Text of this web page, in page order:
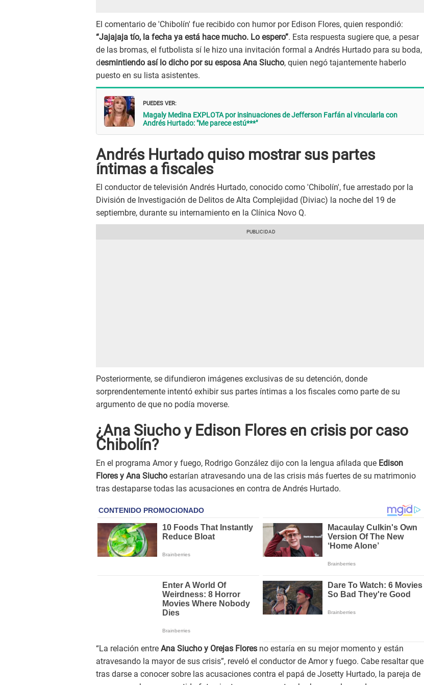
El comentario de 'Chibolín' fue recibido con humor por Edison Flores, quien respondió:
“Jajajaja tío, la fecha ya está hace mucho. Lo espero”. Esta respuesta sugiere que, a pesar
de las bromas, el futbolista sí le hizo una invitación formal a Andrés Hurtado para su boda,
desmintiendo así lo dicho por su esposa Ana Siucho, quien negó tajantemente haberlo
puesto en su lista asistentes.
PUEDES VER:
Magaly Medina EXPLOTA por insinuaciones de Jefferson Farfán al vincularla con
Andrés Hurtado: "Me parece estú***"
Andrés Hurtado quiso mostrar sus partes
íntimas a fiscales
El conductor de televisión Andrés Hurtado, conocido como 'Chibolín', fue arrestado por la
División de Investigación de Delitos de Alta Complejidad (Diviac) la noche del 19 de
septiembre, durante su internamiento en la Clínica Novo Q.
Posteriormente, se difundieron imágenes exclusivas de su detención, donde
sorprendentemente intentó exhibir sus partes íntimas a los fiscales como parte de su
argumento de que no podía moverse.
¿Ana Siucho y Edison Flores en crisis por caso
Chibolín?
En el programa Amor y fuego, Rodrigo González dijo con la lengua afilada que Edison
Flores y Ana Siucho estarían atravesando una de las crisis más fuertes de su matrimonio
tras destaparse todas las acusaciones en contra de Andrés Hurtado.
“La relación entre Ana Siucho y Orejas Flores no estaría en su mejor momento y están
atravesando la mayor de sus crisis”, reveló el conductor de Amor y fuego. Cabe resaltar que
tras darse a conocer sobre las acusaciones contra el papá de Josetty Hurtado, la pareja de